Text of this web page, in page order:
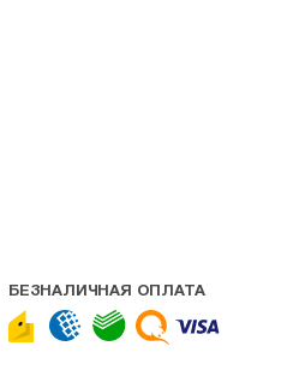
БЕЗНАЛИЧНАЯ ОПЛАТА